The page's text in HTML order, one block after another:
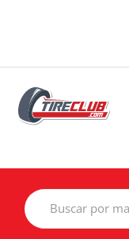
Search
for: